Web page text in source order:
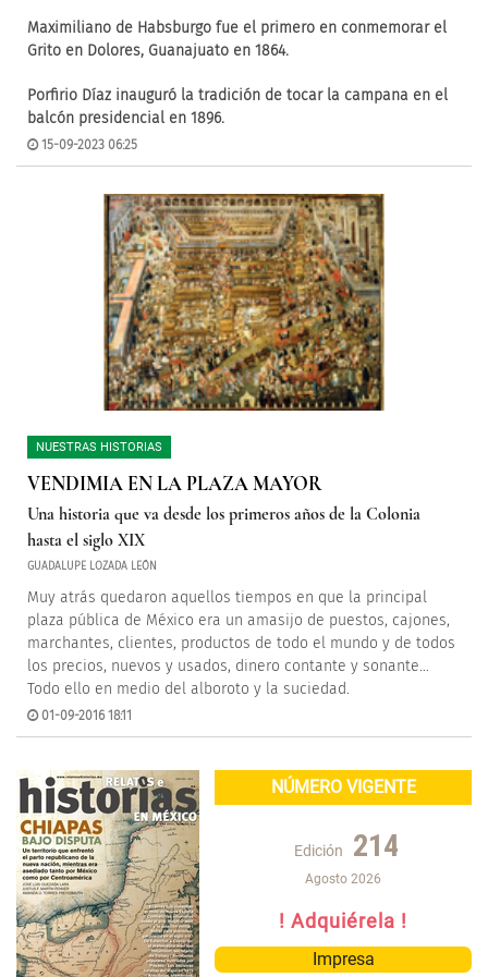
Maximiliano de Habsburgo fue el primero en conmemorar el
Grito en Dolores, Guanajuato en 1864.
Porfirio Díaz inauguró la tradición de tocar la campana en el
balcón presidencial en 1896.
15-09-2023 06:25
NUESTRAS HISTORIAS
VENDIMIA EN LA PLAZA MAYOR
Una historia que va desde los primeros años de la Colonia
hasta el siglo XIX
GUADALUPE LOZADA LEÓN
Muy atrás quedaron aquellos tiempos en que la principal
plaza pública de México era un amasijo de puestos, cajones,
marchantes, clientes, productos de todo el mundo y de todos
los precios, nuevos y usados, dinero contante y sonante…
Todo ello en medio del alboroto y la suciedad.
01-09-2016 18:11
NÚMERO VIGENTE
Edición 214
Agosto 2026
! Adquiérela !
Impresa